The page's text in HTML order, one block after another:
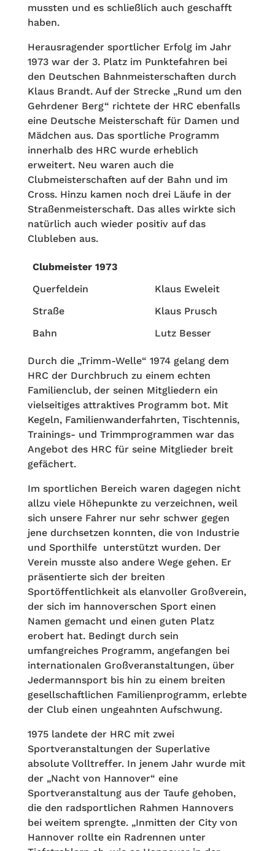
mussten und es schließlich auch geschafft
haben.
Herausragender sportlicher Erfolg im Jahr
1973 war der 3. Platz im Punktefahren bei
den Deutschen Bahnmeisterschaften durch
Klaus Brandt. Auf der Strecke „Rund um den
Gehrdener Berg“ richtete der HRC ebenfalls
eine Deutsche Meisterschaft für Damen und
Mädchen aus. Das sportliche Programm
innerhalb des HRC wurde erheblich
erweitert. Neu waren auch die
Clubmeisterschaften auf der Bahn und im
Cross. Hinzu kamen noch drei Läufe in der
Straßenmeisterschaft. Das alles wirkte sich
natürlich auch wieder positiv auf das
Clubleben aus.
Clubmeister 1973
Querfeldein
Klaus Eweleit
Straße
Klaus Prusch
Bahn
Lutz Besser
Durch die „Trimm-Welle“ 1974 gelang dem
HRC der Durchbruch zu einem echten
Familienclub, der seinen Mitgliedern ein
vielseitiges attraktives Programm bot. Mit
Kegeln, Familienwanderfahrten, Tischtennis,
Trainings- und Trimmprogrammen war das
Angebot des HRC für seine Mitglieder breit
gefächert.
Im sportlichen Bereich waren dagegen nicht
allzu viele Höhepunkte zu verzeichnen, weil
sich unsere Fahrer nur sehr schwer gegen
jene durchsetzen konnten, die von Industrie
und Sporthilfe unterstützt wurden. Der
Verein musste also andere Wege gehen. Er
präsentierte sich der breiten
Sportöffentlichkeit als elanvoller Großverein,
der sich im hannoverschen Sport einen
Namen gemacht und einen guten Platz
erobert hat. Bedingt durch sein
umfangreiches Programm, angefangen bei
internationalen Großveranstaltungen, über
Jedermannsport bis hin zu einem breiten
gesellschaftlichen Familienprogramm, erlebte
der Club einen ungeahnten Aufschwung.
1975 landete der HRC mit zwei
Sportveranstaltungen der Superlative
absolute Volltreffer. In jenem Jahr wurde mit
der „Nacht von Hannover“ eine
Sportveranstaltung aus der Taufe gehoben,
die den radsportlichen Rahmen Hannovers
bei weitem sprengte. „Inmitten der City von
Hannover rollte ein Radrennen unter